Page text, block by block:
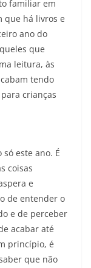
familiar em
que há livros e
ano do
que
leitura, às
tendo
crianças
este ano. É
coisas
e
de entender o
e de perceber
acabar até
princípio, é
que não